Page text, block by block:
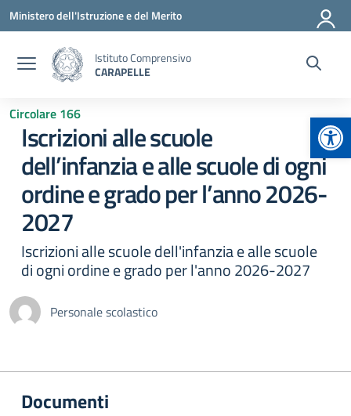
Vai ai contenuti
Vai al menu di navigazione
Vai al footer
Ministero dell'Istruzione e del Merito
Istituto Comprensivo
CARAPELLE
Circolare 166
Iscrizioni alle scuole
dell’infanzia e alle scuole di ogni
ordine e grado per l’anno 2026-
2027
Iscrizioni alle scuole dell'infanzia e alle scuole
di ogni ordine e grado per l'anno 2026-2027
Personale scolastico
Documenti